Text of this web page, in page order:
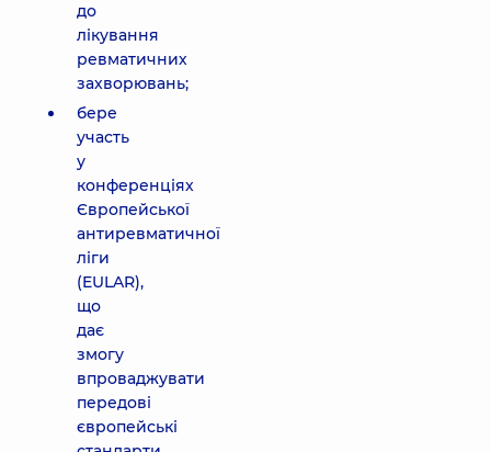
до
лікування
ревматичних
захворювань;
бере
участь
у
конференціях
Європейської
антиревматичної
ліги
(EULAR),
що
дає
змогу
впроваджувати
передові
європейські